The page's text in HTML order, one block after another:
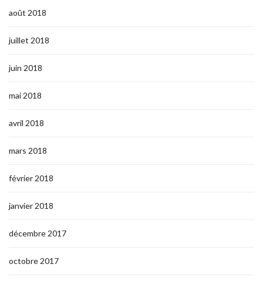
août 2018
juillet 2018
juin 2018
mai 2018
avril 2018
mars 2018
février 2018
janvier 2018
décembre 2017
octobre 2017